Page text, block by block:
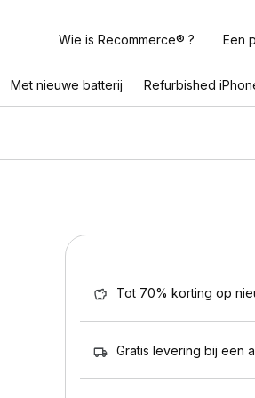
Wie is Recommerce® ? Een
Met nieuwe batterij Refurbished
Tot 70% korting op
Gratis levering bij een